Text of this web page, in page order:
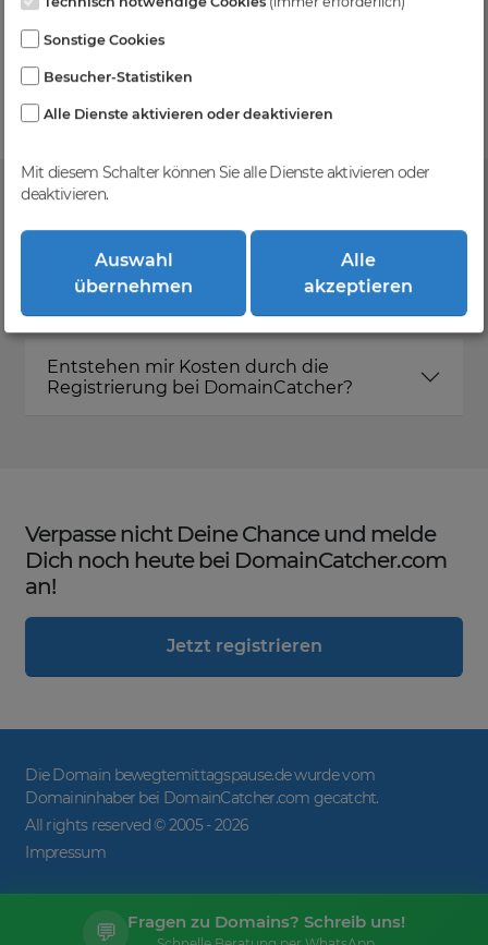
Kein Gebotsverfahren
Einfaches System - Deine Orders werden nach dem
FAQ
Was ist DomainCatcher?
Entstehen mir Kosten durch die
Registrierung bei DomainCatcher?
Verpasse nicht Deine Chance und melde
Dich noch heute bei DomainCatcher.com
an!
Jetzt registrieren
Die Domain bewegtemittagspause.de wurde vom
Domaininhaber bei DomainCatcher.com gecatcht.
All rights reserved © 2005 -2026
Impressum
💬 Fragen zu Domains? Schreib uns!
Sonstige Cookies
Besucher-Statistiken
Alle Dienste aktivieren oder deaktivieren
Mit diesem Schalter können Sie alle Dienste aktivieren oder
deaktivieren.
Auswahl
übernehmen
Alle
akzeptieren